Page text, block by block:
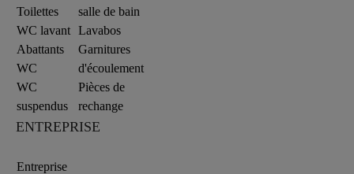
Toilettes
WC lavant
Abattants
WC
WC
suspendus
salle de bain
Lavabos
Garnitures
d'écoulement
Pièces de
rechange
ENTREPRISE
Entreprise